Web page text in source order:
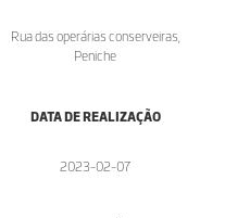
Rua das operárias conserveiras,
Peniche
DATA DE REALIZAÇÃO
2023-02-07